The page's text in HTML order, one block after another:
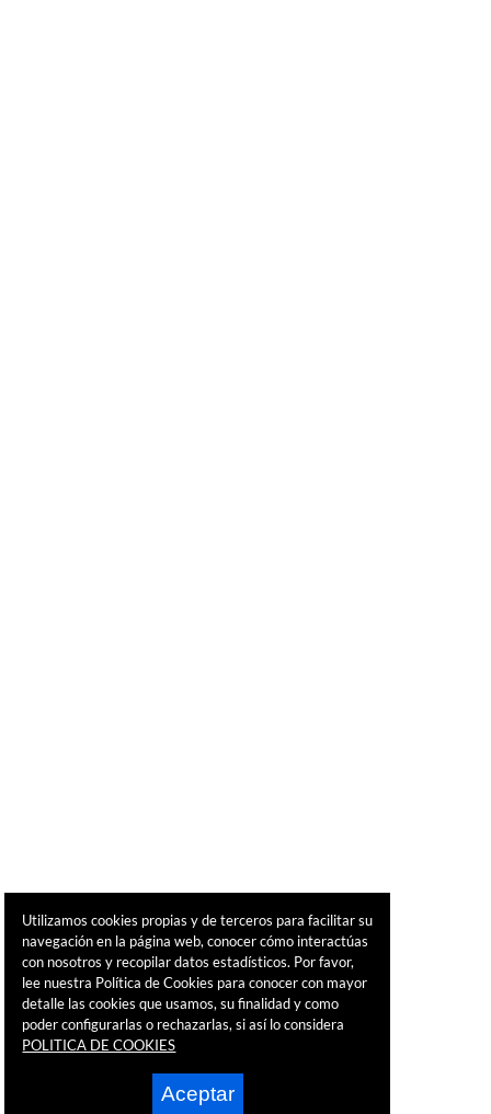
Utilizamos cookies propias y de terceros para facilitar su
navegación en la página web, conocer cómo interactúas
con nosotros y recopilar datos estadísticos. Por favor,
lee nuestra Política de Cookies para conocer con mayor
detalle las cookies que usamos, su finalidad y como
poder configurarlas o rechazarlas, si así lo considera
POLITICA DE COOKIES
Aceptar